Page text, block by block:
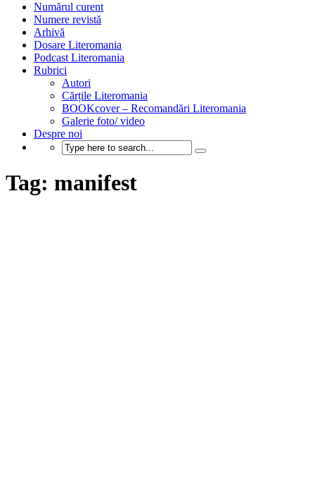
Numărul curent
Numere revistă
Arhivă
Dosare Literomania
Podcast Literomania
Rubrici
Autori
Cărțile Literomania
BOOKcover – Recomandări Literomania
Galerie foto/ video
Despre noi
Tag: manifest